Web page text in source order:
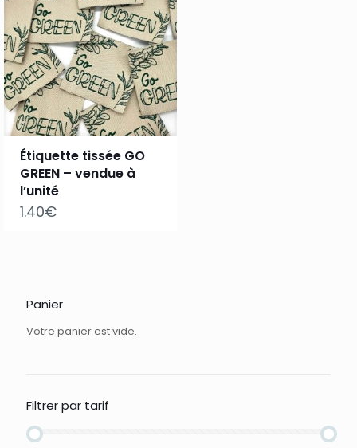
Étiquette tissée GO
GREEN – vendue à
l’unité
1.40€
Panier
Votre panier est vide.
Filtrer par tarif